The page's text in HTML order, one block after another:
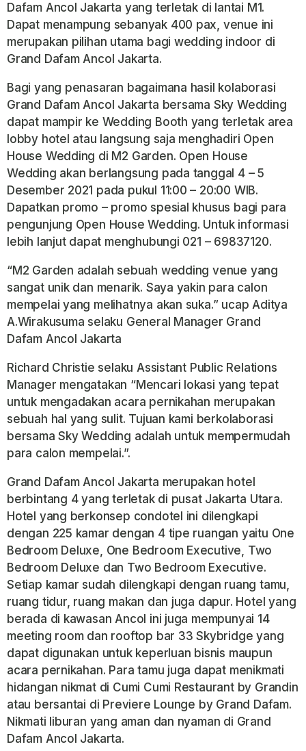
Dafam Ancol Jakarta yang terletak di lantai M1.
Dapat menampung sebanyak 400 pax, venue ini
merupakan pilihan utama bagi wedding indoor di
Grand Dafam Ancol Jakarta.
Bagi yang penasaran bagaimana hasil kolaborasi
Grand Dafam Ancol Jakarta bersama Sky Wedding
dapat mampir ke Wedding Booth yang terletak area
lobby hotel atau langsung saja menghadiri Open
House Wedding di M2 Garden. Open House
Wedding akan berlangsung pada tanggal 4 – 5
Desember 2021 pada pukul 11:00 – 20:00 WIB.
Dapatkan promo – promo spesial khusus bagi para
pengunjung Open House Wedding. Untuk informasi
lebih lanjut dapat menghubungi 021 – 69837120.
“M2 Garden adalah sebuah wedding venue yang
sangat unik dan menarik. Saya yakin para calon
mempelai yang melihatnya akan suka.” ucap Aditya
A.Wirakusuma selaku General Manager Grand
Dafam Ancol Jakarta
Richard Christie selaku Assistant Public Relations
Manager mengatakan “Mencari lokasi yang tepat
untuk mengadakan acara pernikahan merupakan
sebuah hal yang sulit. Tujuan kami berkolaborasi
bersama Sky Wedding adalah untuk mempermudah
para calon mempelai.”.
Grand Dafam Ancol Jakarta merupakan hotel
berbintang 4 yang terletak di pusat Jakarta Utara.
Hotel yang berkonsep condotel ini dilengkapi
dengan 225 kamar dengan 4 tipe ruangan yaitu One
Bedroom Deluxe, One Bedroom Executive, Two
Bedroom Deluxe dan Two Bedroom Executive.
Setiap kamar sudah dilengkapi dengan ruang tamu,
ruang tidur, ruang makan dan juga dapur. Hotel yang
berada di kawasan Ancol ini juga mempunyai 14
meeting room dan rooftop bar 33 Skybridge yang
dapat digunakan untuk keperluan bisnis maupun
acara pernikahan. Para tamu juga dapat menikmati
hidangan nikmat di Cumi Cumi Restaurant by Grandin
atau bersantai di Previere Lounge by Grand Dafam.
Nikmati liburan yang aman dan nyaman di Grand
Dafam Ancol Jakarta.